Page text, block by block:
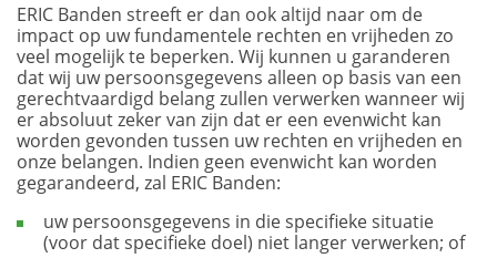
ERIC Banden streeft er dan ook altijd naar om de
impact op uw fundamentele rechten en vrijheden zo
veel mogelijk te beperken. Wij kunnen u garanderen
dat wij uw persoonsgegevens alleen op basis van een
gerechtvaardigd belang zullen verwerken wanneer wij
er absoluut zeker van zijn dat er een evenwicht kan
worden gevonden tussen uw rechten en vrijheden en
onze belangen. Indien geen evenwicht kan worden
gegarandeerd, zal ERIC Banden:
uw persoonsgegevens in die specifieke situatie
(voor dat specifieke doel) niet langer verwerken; of